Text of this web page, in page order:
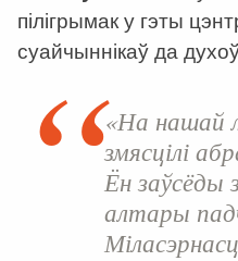
пілігрымак у гэты
суайчыннікаў да
«На нашай
змясцілі
Ён заўсёды
алтары